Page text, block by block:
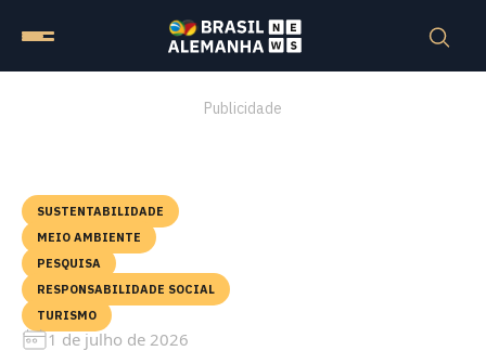
Publicidade
SUSTENTABILIDADE
MEIO AMBIENTE
PESQUISA
RESPONSABILIDADE SOCIAL
TURISMO
1 de julho de 2026